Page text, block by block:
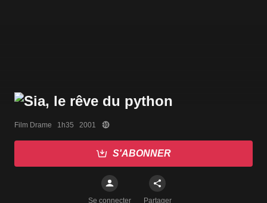
Film Drame   1h35   2001
S'ABONNER
Se connecter Partager